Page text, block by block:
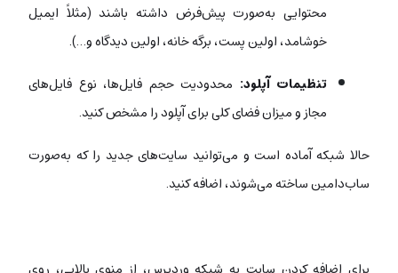
محتوایی به‌صورت پیش‌فرض داشته باشند (مثلاً ایمیل
خوشامد، اولین پست، برگه خانه، اولین دیدگاه و…).
تنظیمات آپلود:محدودیت حجم فایل‌ها، نوع فایل‌های
مجاز و میزان فضای کلی برای آپلود را مشخص کنید.
حالا شبکه آماده است و می‌توانید سایت‌های جدید را که به‌صورت
ساب‌دامین ساخته می‌شوند، اضافه کنید.